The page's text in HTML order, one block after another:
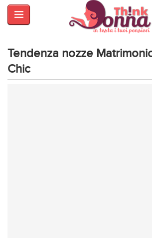
HOME
E
BELLEZZA
MODA
Tendenza nozze
Chic